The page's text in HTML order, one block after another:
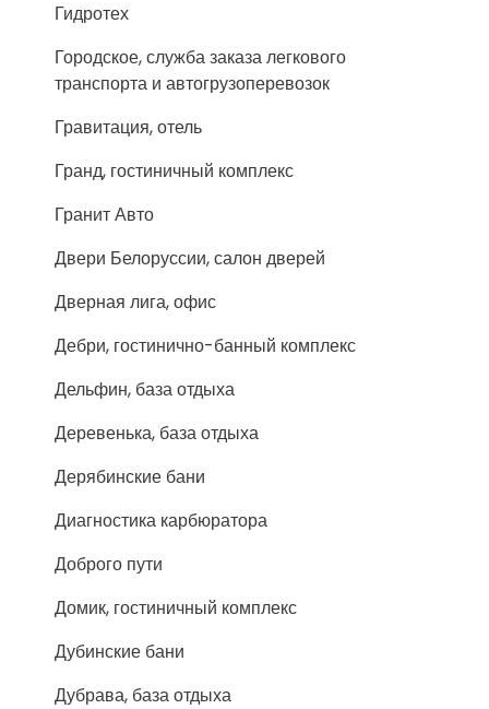
Гидротех
Городское, служба заказа легкового
транспорта и автогрузоперевозок
Гравитация, отель
Гранд, гостиничный комплекс
Гранит Авто
Двери Белоруссии, салон дверей
Дверная лига, офис
Дебри, гостинично-банный комплекс
Дельфин, база отдыха
Деревенька, база отдыха
Дерябинские бани
Диагностика карбюратора
Доброго пути
Домик, гостиничный комплекс
Дубинские бани
Дубрава, база отдыха